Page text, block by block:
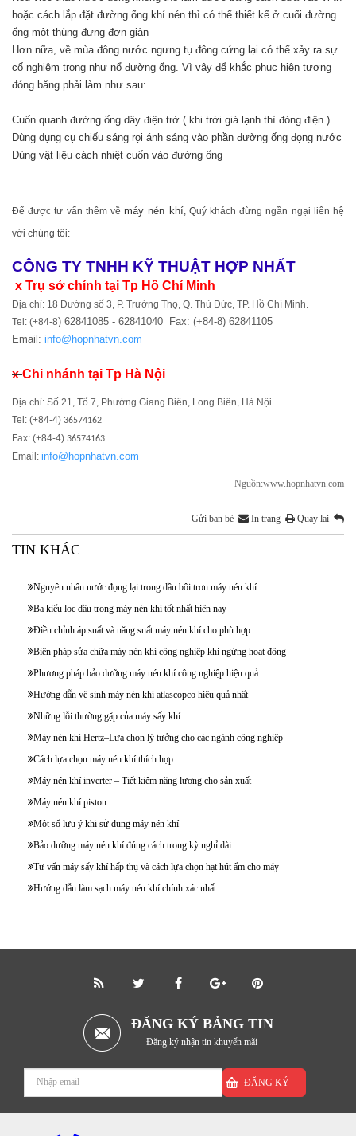
hoặc cách lắp đặt đường ống khí nén thì có thể thiết kế ở cuối đường
ống một thùng đựng đơn giản
Hơn nữa, về mùa đông nước ngưng tụ đông cứng lại có thể xảy ra sự
cố nghiêm trọng như nổ đường ống. Vì vậy để khắc phục hiện tượng
đóng băng phải làm như sau:
Cuốn quanh đường ống dây điện trở ( khi trời giá lạnh thì đóng điện )
Dùng dụng cụ chiếu sáng rọi ánh sáng vào phần đường ống đọng nước
Dùng vật liệu cách nhiệt cuốn vào đường ống
Để được tư vấn thêm vềmáy nén khí, Quý khách đừng ngần ngại liên hệ
với chúng tôi:
CÔNG TY TNHH KỸ THUẬT HỢP NHẤT
x Trụ sở chính tại Tp Hồ Chí Minh
Địa chỉ: 18 Đường số 3, P. Trường Thọ, Q. Thủ Đức, TP. Hồ Chí Minh.
Tel: (+84-8) 62841085 - 62841040 Fax: (+84-8) 62841105
Email: info@hopnhatvn.com
xChi nhánh tại Tp Hà Nội
Địa chỉ: Số 21, Tổ 7, Phường Giang Biên, Long Biên, Hà Nội.
Tel: (+84-4) 36574162
Fax: (+84-4) 36574163
Email: info@hopnhatvn.com
Nguồn:www.hopnhatvn.com
Gửi bạn bè In trang Quay lại
TIN KHÁC
Nguyên nhân nước đọng lại trong dầu bôi trơn máy nén khí
Ba kiểu lọc dầu trong máy nén khí tốt nhất hiện nay
Điều chỉnh áp suất và năng suất máy nén khí cho phù hợp
Biện pháp sửa chữa máy nén khí công nghiệp khi ngừng hoạt động
Phương pháp bảo dưỡng máy nén khí công nghiệp hiệu quả
Hướng dẫn vệ sinh máy nén khí atlascopco hiệu quả nhất
Những lỗi thường gặp của máy sấy khí
Máy nén khí Hertz–Lựa chọn lý tưởng cho các ngành công nghiệp
Cách lựa chọn máy nén khí thích hợp
Máy nén khí inverter – Tiết kiệm năng lượng cho sản xuất
Máy nén khí piston
Một số lưu ý khi sử dụng máy nén khí
Bảo dưỡng máy nén khí đúng cách trong kỳ nghỉ dài
Tư vấn máy sấy khí hấp thụ và cách lựa chọn hạt hút ẩm cho máy
Hướng dẫn làm sạch máy nén khí chính xác nhất
ĐĂNG KÝ BẢNG TIN
Đăng ký nhận tin khuyến mãi
ĐĂNG KÝ